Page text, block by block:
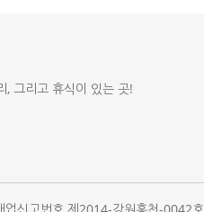
, 그리고 휴식이 있는 곳!